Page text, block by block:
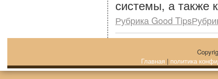
системы, а также
Рубрика Good
Главная | политика